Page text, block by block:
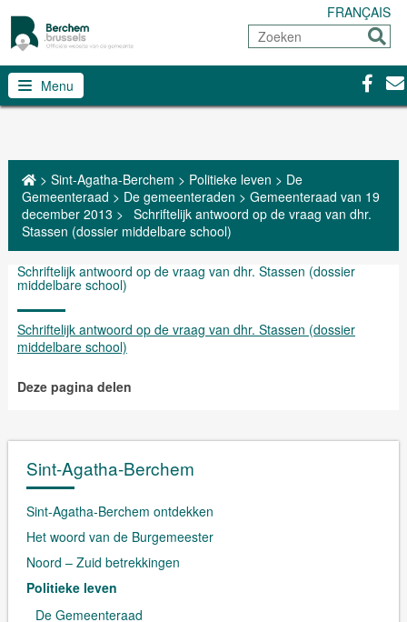
FRANÇAIS
Zoeken
Sturen
Menu
> Sint-Agatha-Berchem > Politieke leven > De
Gemeenteraad > De gemeenteraden > Gemeenteraad van 19
december 2013 > Schriftelijk antwoord op de vraag van dhr.
Stassen (dossier middelbare school)
Schriftelijk antwoord op de vraag van dhr. Stassen (dossier
middelbare school)
Schriftelijk antwoord op de vraag van dhr. Stassen (dossier
middelbare school)
Deze pagina delen
Sint-Agatha-Berchem
Sint-Agatha-Berchem ontdekken
Het woord van de Burgemeester
Noord – Zuid betrekkingen
Politieke leven
De Gemeenteraad